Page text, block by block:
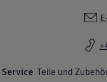
Service Teile und